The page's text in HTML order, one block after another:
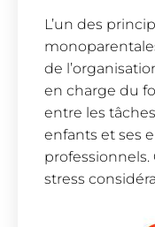
L’un des
de
en charge du
entre les
enfants et ses
stress